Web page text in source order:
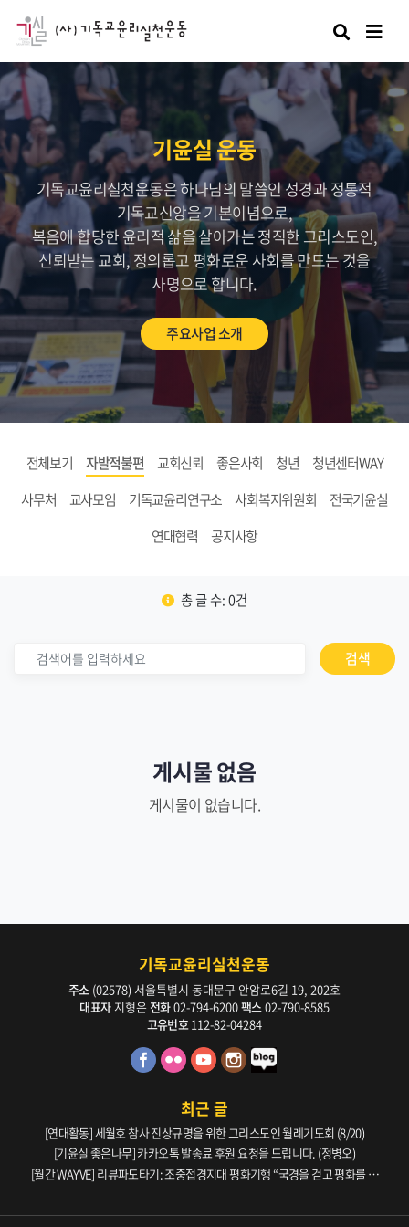
검색
기윤실 운동
기독교윤리실천운동은 하나님의 말씀인 성경과 정통적
기독교신앙을 기본이념으로,
복음에 합당한 윤리적 삶을 살아가는 정직한 그리스도인,
신뢰받는 교회, 정의롭고 평화로운 사회를 만드는 것을
사명으로 합니다.
주요사업 소개
전체보기 자발적불편 교회신뢰 좋은사회 청년
청년센터WAY
사무처
교사모임 기독교윤리연구소 사회복지위원회
전국기윤실
연대협력
공지사항
총 글 수: 0건
검색
게시물 없음
게시물이 없습니다.
기독교윤리실천운동
주소 (02578) 서울특별시 동대문구 안암로6길 19, 202호
대표자지형은 전화02-794-6200팩스 02-790-8585
고유번호 112-82-04284
최근 글
[연대활동] 세월호 참사 진상규명을 위한 그리스도인 월례기도회 (8/20)
[기윤실 좋은나무] 카카오톡 발송료 후원 요청을 드립니다. (정병오)
[월간 WAYVE] 리뷰파도타기: 조중접경지대 평화기행 “국경을 걷고 평화를 생